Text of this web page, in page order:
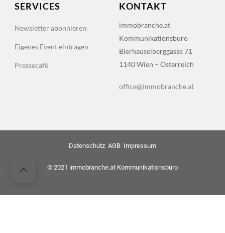
SERVICES
Newsletter abonnieren
Eigenes Event eintragen
Pressecafé
KONTAKT
immobranche.at
Kommunikationsbüro
Bierhäuselberggasse 71
1140 Wien – Österreich
office@immobranche.at
Datenschutz AGB Impressum
© 2021 immobranche.at Kommunikationsbüro